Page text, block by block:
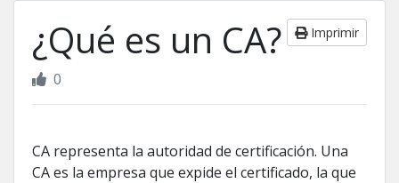
¿Qué es un CA? Imprimir
0
CA representa la autoridad de certificación. Una
CA es la empresa que expide el certificado, la que